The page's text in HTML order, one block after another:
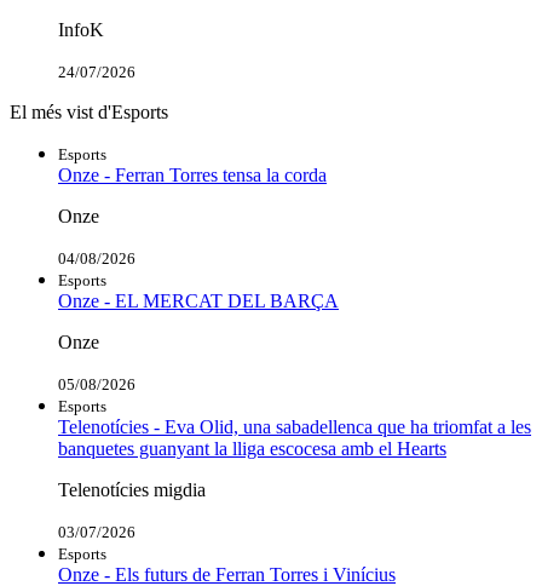
InfoK
24/07/2026
El més vist d'Esports
Esports
Onze - Ferran Torres tensa la corda
Onze
04/08/2026
Esports
Onze - EL MERCAT DEL BARÇA
Onze
05/08/2026
Esports
Telenotícies - Eva Olid, una sabadellenca que ha triomfat a les
banquetes guanyant la lliga escocesa amb el Hearts
Telenotícies migdia
03/07/2026
Esports
Onze - Els futurs de Ferran Torres i Vinícius